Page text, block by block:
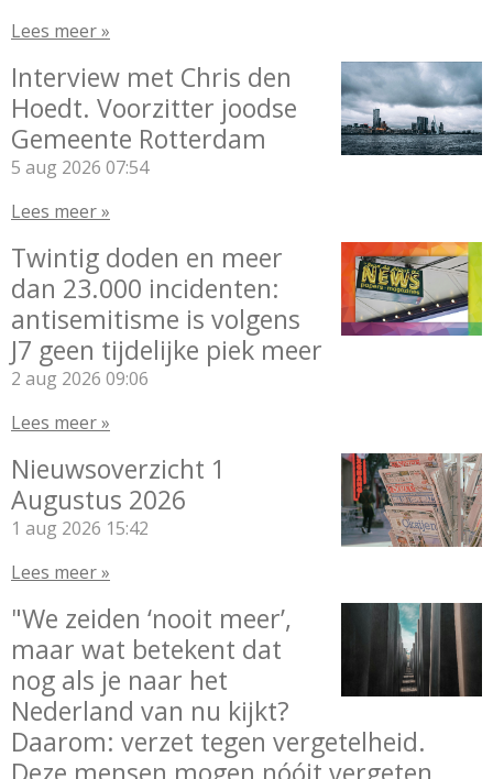
Lees meer »
Interview met Chris den
Hoedt. Voorzitter joodse
Gemeente Rotterdam
5 aug 2026 07:54
Lees meer »
Twintig doden en meer
dan 23.000 incidenten:
antisemitisme is volgens
J7 geen tijdelijke piek meer
2 aug 2026 09:06
Lees meer »
Nieuwsoverzicht 1
Augustus 2026
1 aug 2026 15:42
Lees meer »
"We zeiden ‘nooit meer’,
maar wat betekent dat
nog als je naar het
Nederland van nu kijkt?
Daarom: verzet tegen vergetelheid.